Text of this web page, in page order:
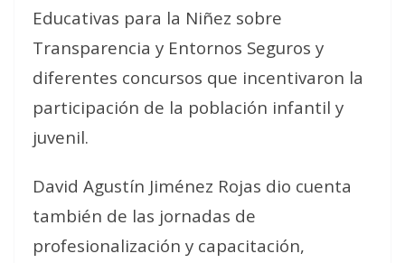
Educativas para la Niñez sobre
Transparencia y Entornos Seguros y
diferentes concursos que incentivaron la
participación de la población infantil y
juvenil.
David Agustín Jiménez Rojas dio cuenta
también de las jornadas de
profesionalización y capacitación,